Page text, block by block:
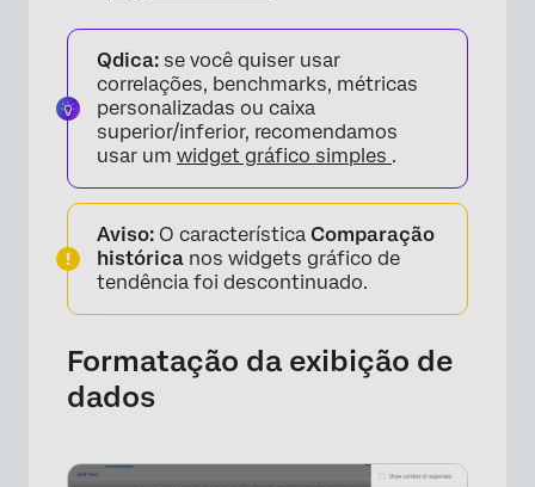
Qdica: se você quiser usar
correlações, benchmarks, métricas
personalizadas ou caixa
superior/inferior, recomendamos
usar um widget gráfico simples .
Aviso: O característica Comparação
histórica nos widgets gráfico de
tendência foi descontinuado.
Formatação da exibição de
dados